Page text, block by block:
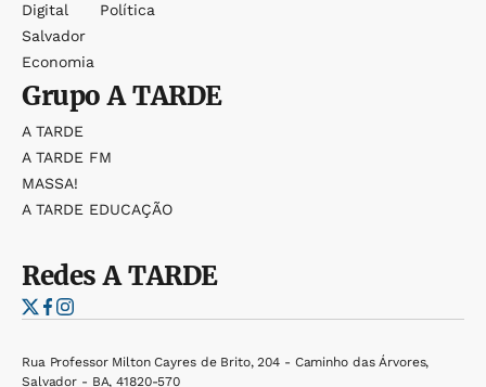
Digital
Salvador
Economia
Política
GrupoA TARDE
A TARDE
A TARDE FM
MASSA!
A TARDE EDUCAÇÃO
RedesA TARDE
Rua Professor Milton Cayres de Brito, 204 - Caminho das Árvores,
Salvador - BA, 41820-570